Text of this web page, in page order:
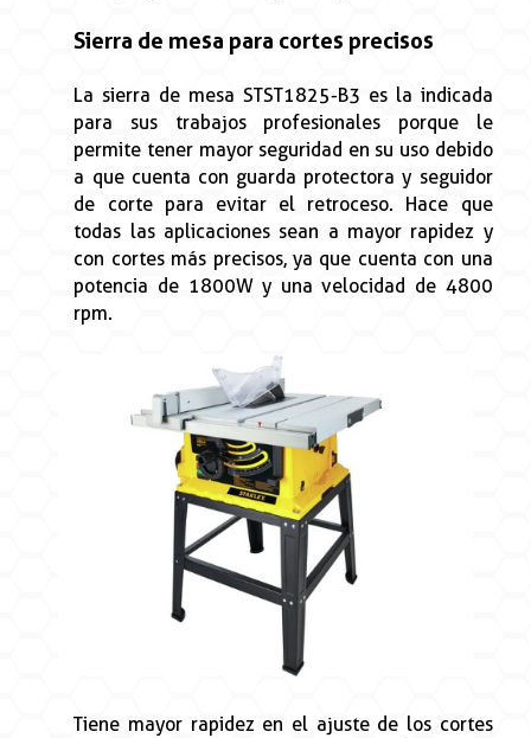
Sierra de mesa para cortes precisos
La sierra de mesa STST1825-B3 es la indicada
para sus trabajos profesionales porque le
permite tener mayor seguridad en su uso debido
a que cuenta con guarda protectora y seguidor
de corte para evitar el retroceso. Hace que
todas las aplicaciones sean a mayor rapidez y
con cortes más precisos, ya que cuenta con una
potencia de 1800W y una velocidad de 4800
rpm.
Tiene mayor rapidez en el ajuste de los cortes